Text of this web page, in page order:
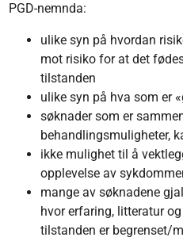
PGD-nemnda:
ulike syn på hvordan
mot risiko for at det
tilstanden
ulike syn på hva som er
søknader som er
behandlingsmuligheter,
ikke mulighet til å
opplevelse av
mange av søknadene
hvor erfaring, litteratur
tilstanden er begrenset/